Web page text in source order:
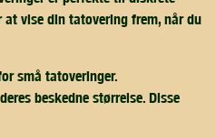
at vise din tatovering frem, når du
små tatoveringer.
beskedne størrelse. Disse